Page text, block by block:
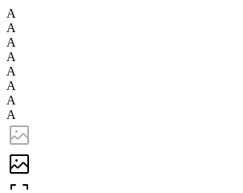
А
А
А
А
А
А
А
А